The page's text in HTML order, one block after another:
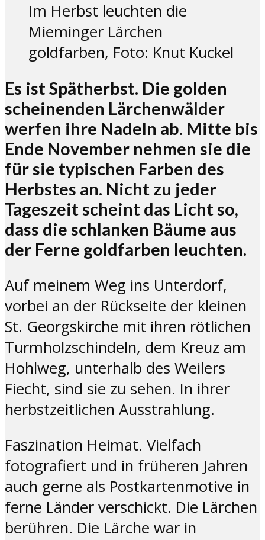
Im Herbst leuchten die
Mieminger Lärchen
goldfarben, Foto: Knut Kuckel
Es ist Spätherbst. Die golden
scheinenden Lärchenwälder
werfen ihre Nadeln ab. Mitte bis
Ende November nehmen sie die
für sie typischen Farben des
Herbstes an. Nicht zu jeder
Tageszeit scheint das Licht so,
dass die schlanken Bäume aus
der Ferne goldfarben leuchten.
Auf meinem Weg ins Unterdorf,
vorbei an der Rückseite der kleinen
St. Georgskirche mit ihren rötlichen
Turmholzschindeln, dem Kreuz am
Hohlweg, unterhalb des Weilers
Fiecht, sind sie zu sehen. In ihrer
herbstzeitlichen Ausstrahlung.
Faszination Heimat. Vielfach
fotografiert und in früheren Jahren
auch gerne als Postkartenmotive in
ferne Länder verschickt. Die Lärchen
berühren. Die Lärche war in